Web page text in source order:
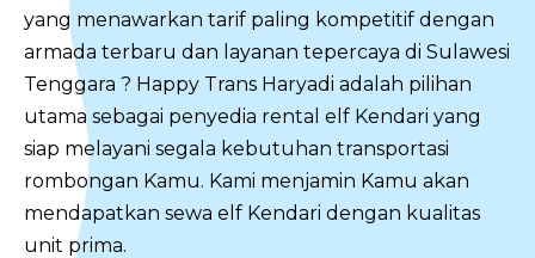
yang menawarkan tarif paling kompetitif dengan
armada terbaru dan layanan tepercaya di Sulawesi
Tenggara ? Happy Trans Haryadi adalah pilihan
utama sebagai penyedia rental elf Kendari yang
siap melayani segala kebutuhan transportasi
rombongan Kamu. Kami menjamin Kamu akan
mendapatkan sewa elf Kendari dengan kualitas
unit prima.